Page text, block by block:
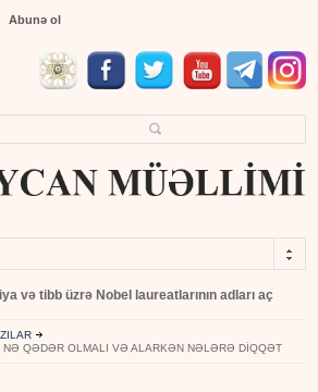
Abunə ol
və tibb üzrə Nobel laureatlarının adları açıqlandı
NƏ QƏDƏR OLMALI VƏ ALARKƏN NƏLƏRƏ DIQQƏT